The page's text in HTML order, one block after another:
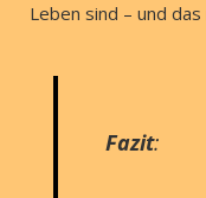
Leben sind – und
Fazit: